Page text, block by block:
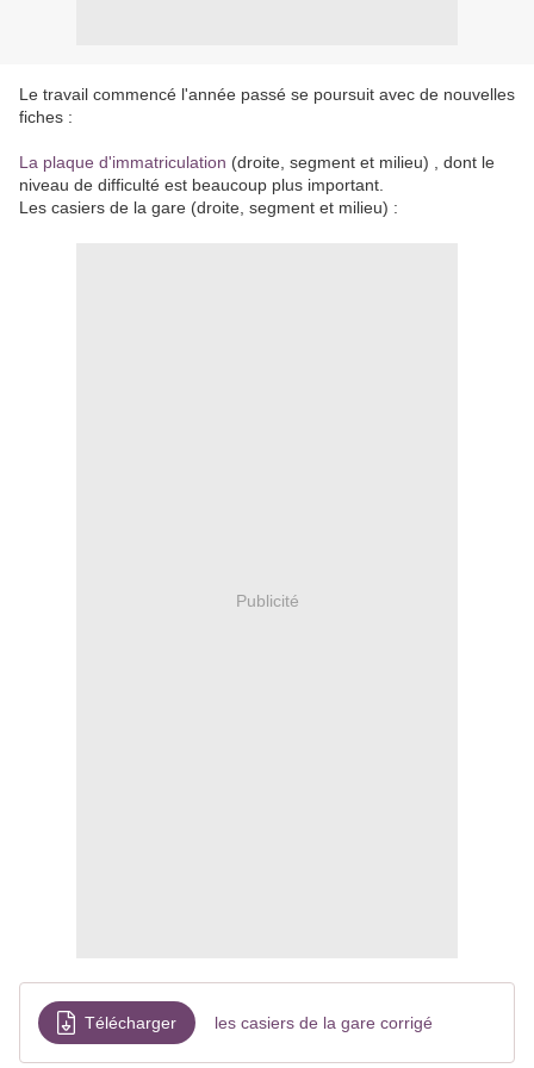
Le travail commencé l'année passé se poursuit avec de nouvelles
fiches :
La plaque d'immatriculation (droite, segment et milieu) , dont le
niveau de difficulté est beaucoup plus important.
Les casiers de la gare (droite, segment et milieu) :
Publicité
Télécharger les casiers de la gare corrigé